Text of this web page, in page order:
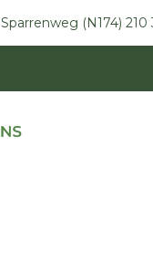
Sparrenweg (N174)